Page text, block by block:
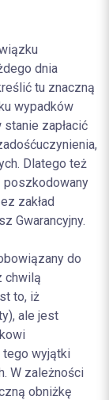
dnia
tu znaczną
wypadków
zapłacić
Dlatego też
zakład
Gwarancyjny.
do
chwilą
to, iż
ale jest
tego wyjątki
W zależności
obniżkę